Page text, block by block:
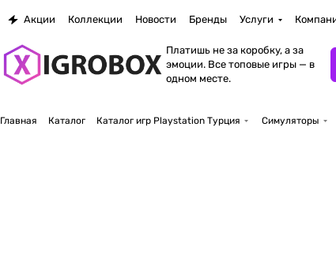
Акции Коллекции Новости Бренды Услуги
Платишь не за коробку, а за
эмоции. Все топовые игры — в
одном месте.
Главная Каталог Каталог игр Playstation Турция Симуляторы